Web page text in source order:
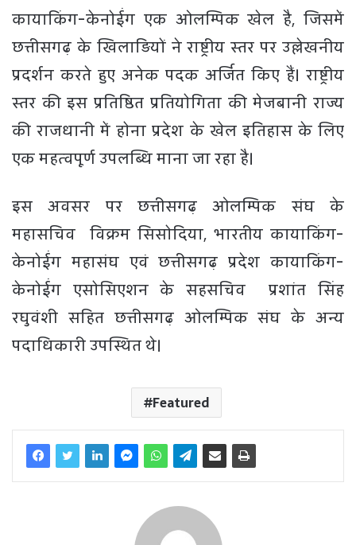
कायाकिंग-केनोईंग एक ओलम्पिक खेल है, जिसमें
छत्तीसगढ़ के खिलाड़ियों ने राष्ट्रीय स्तर पर उल्लेखनीय
प्रदर्शन करते हुए अनेक पदक अर्जित किए हैं। राष्ट्रीय
स्तर की इस प्रतिष्ठित प्रतियोगिता की मेजबानी राज्य
की राजधानी में होना प्रदेश के खेल इतिहास के लिए
एक महत्वपूर्ण उपलब्धि माना जा रहा है।
इस अवसर पर छत्तीसगढ़ ओलम्पिक संघ के
महासचिव विक्रम सिसोदिया, भारतीय कायाकिंग-
केनोईंग महासंघ एवं छत्तीसगढ़ प्रदेश कायाकिंग-
केनोईंग एसोसिएशन के सहसचिव प्रशांत सिंह
रघुवंशी सहित छत्तीसगढ़ ओलम्पिक संघ के अन्य
पदाधिकारी उपस्थित थे।
Featured